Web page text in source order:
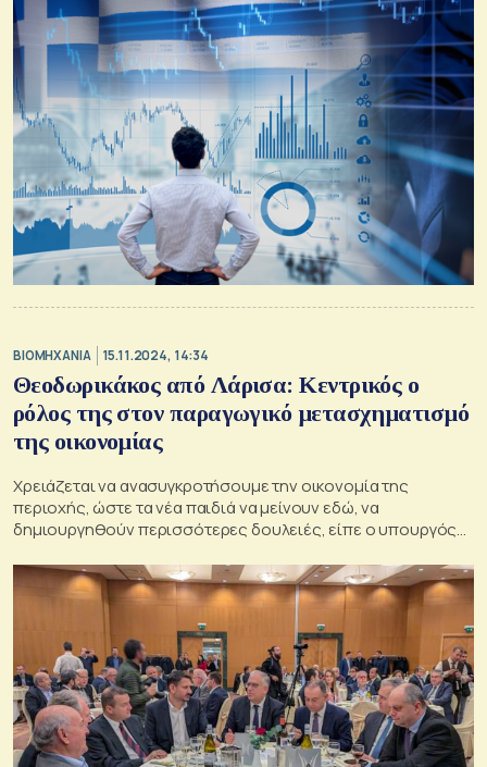
ΒΙΟΜΗΧΑΝΙΑ 15.11.2024, 14:34
Θεοδωρικάκος από Λάρισα: Κεντρικός ο
ρόλος της στον παραγωγικό μετασχηματισμό
της οικονομίας
Χρειάζεται να ανασυγκροτήσουμε την οικονομία της
περιοχής, ώστε τα νέα παιδιά να μείνουν εδώ, να
δημιουργηθούν περισσότερες δουλειές, είπε ο υπουργός